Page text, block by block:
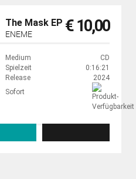
The Mask EP
ENEME € 10,00
Medium
CD
Spielzeit
0:16:21
Release
2024
Sofort